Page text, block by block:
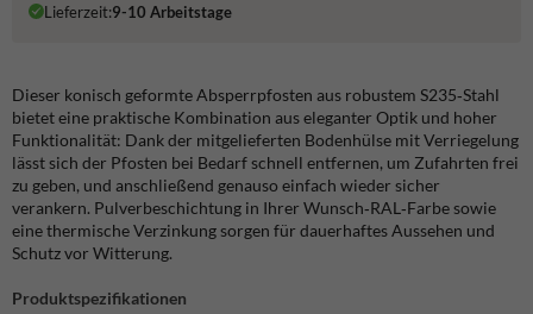
Lieferzeit:9-10 Arbeitstage
Dieser konisch geformte Absperrpfosten aus robustem S235‑Stahl
bietet eine praktische Kombination aus eleganter Optik und hoher
Funktionalität: Dank der mitgelieferten Bodenhülse mit Verriegelung
lässt sich der Pfosten bei Bedarf schnell entfernen, um Zufahrten frei
zu geben, und anschließend genauso einfach wieder sicher
verankern. Pulverbeschichtung in Ihrer Wunsch‑RAL‑Farbe sowie
eine thermische Verzinkung sorgen für dauerhaftes Aussehen und
Schutz vor Witterung.
Produktspezifikationen